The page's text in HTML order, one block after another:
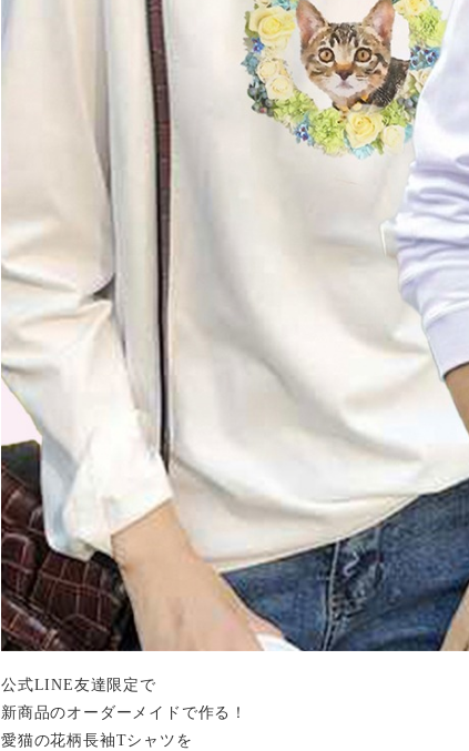
公式LINE友達限定で
新商品のオーダーメイドで作る！
愛猫の花柄長袖Tシャツを